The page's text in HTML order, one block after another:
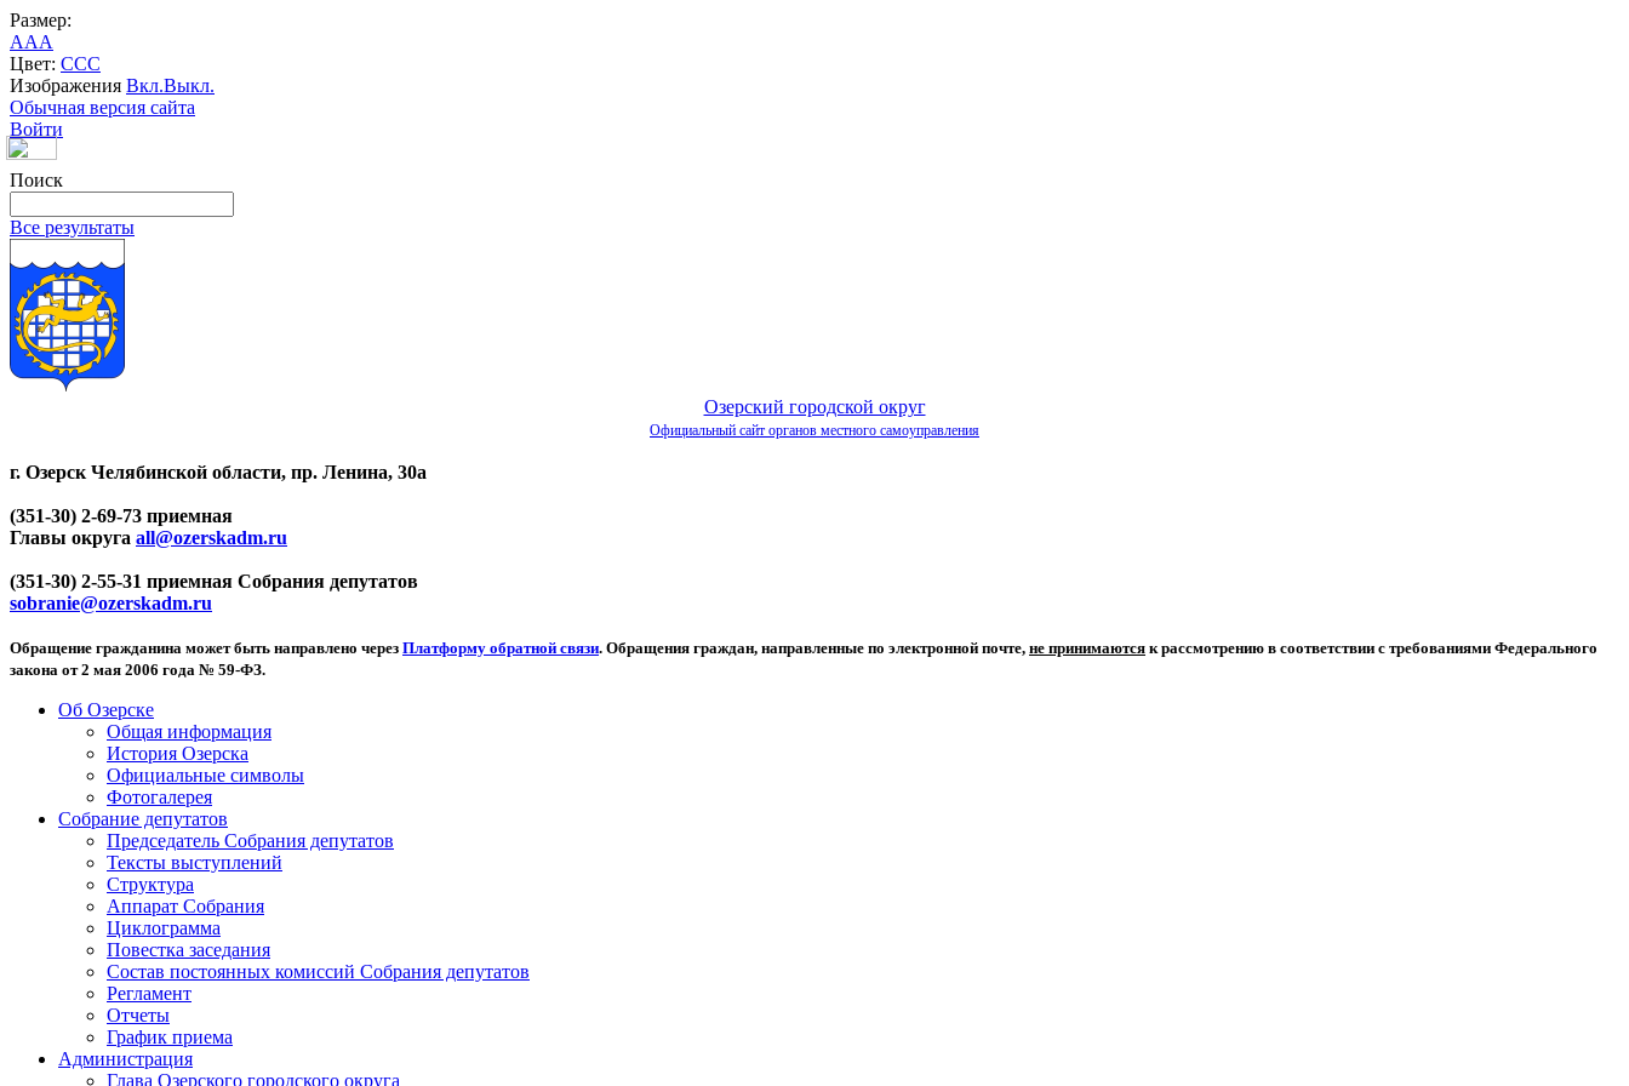
Размер:
AAA
Цвет: CCC
Изображения Вкл.Выкл.
Обычная версия сайта
Войти
Поиск
Все результаты
Озерский городской округ
Официальный сайт органов местного самоуправления
г. Озерск Челябинской области, пр. Ленина, 30а
(351-30) 2-69-73 приемная
Главы округа all@ozerskadm.ru
(351-30) 2-55-31 приемная Собрания депутатов
sobranie@ozerskadm.ru
Обращение гражданина может быть направлено через Платформу обратной связи. Обращения граждан, направленные по электронной почте, не принимаются к рассмотрению в соответствии с требованиями Федерального
закона от 2 мая 2006 года № 59-ФЗ.
Об Озерске
Общая информация
История Озерска
Официальные символы
Фотогалерея
Собрание депутатов
Председатель Собрания депутатов
Тексты выступлений
Структура
Аппарат Собрания
Циклограмма
Повестка заседания
Состав постоянных комиссий Собрания депутатов
Регламент
Отчеты
График приема
Администрация
Глава Озерского городского округа